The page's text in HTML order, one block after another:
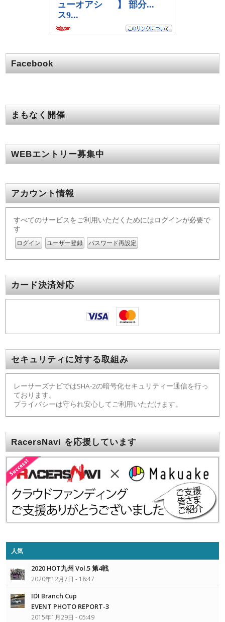
Facebook
まもなく開催
WEBエントリー募集中
アカウント情報
すべてのサービスをご利用いただくためにはログインが必要で
す
ログイン ユーザー登録 パスワード再設定
カード決済対応
セキュリティに対する取組み
レーサーズナビではSHA-2の暗号化セキュリティー通信を行っ
ております。
プライバシーは守られ安心してご利用いただけます。
RacersNavi を応援しています
人気
2020 HOT九州 Vol.5 第4戦
2020年12月7日 - 18:47
IDI Branch Cup
EVENT PHOTO REPORT-3
2015年1月29日 - 05:49